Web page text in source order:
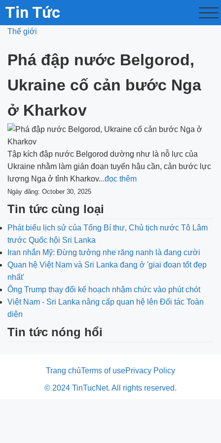
Tin Tức
Thế giới
Phá đập nước Belgorod,
Ukraine cố cản bước Nga
ở Kharkov
Tập kích đập nước Belgorod dường như là nỗ lực của
Ukraine nhằm làm gián đoạn tuyến hậu cần, cản bước lực
lượng Nga ở tỉnh Kharkov...đọc thêm
Ngày đăng: October 30, 2025
Tin tức cùng loại
Phát biểu lịch sử của Tổng Bí thư, Chủ tịch nước Tô Lâm
trước Quốc hội Sri Lanka
Iran nhắn Mỹ: Đừng tưởng nhe răng nanh là đang cười
Quan hệ Việt Nam và Sri Lanka đang ở 'giai đoạn tốt đẹp
nhất'
Ông Trump thay đổi kế hoạch nhậm chức vào phút chót
Việt Nam - Sri Lanka nâng cấp quan hệ lên Đối tác Toàn
diện
Tin tức nóng hổi
Trang chủTerms of usePrivacy Policy
© 2024 TinTucNet. All rights reserved.